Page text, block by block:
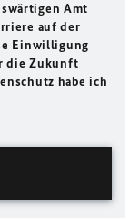
Amt
auf der
Einwilligung
die Zukunft
habe ich